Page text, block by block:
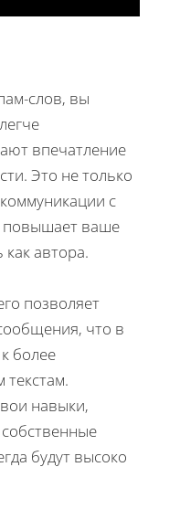
слов, вы
впечатление
Это не только
с
повышает ваше
автора.
позволяет
что в
более
навыки,
будут высоко